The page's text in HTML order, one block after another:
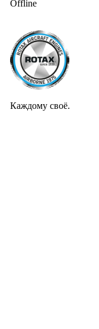
Offline
Каждому своё.